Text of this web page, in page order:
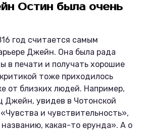
Остин была очень
год считается самым
Джейн. Она была рада
в печати и получать хорошие
тоже приходилось
от близких людей. Например,
Джейн, увидев в Чотонской
и чувствительность»,
какая-то ерунда». А о